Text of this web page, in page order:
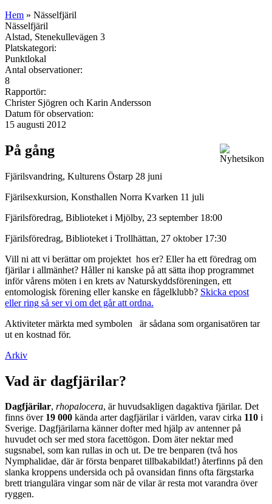
Hem » Nässelfjäril
Nässelfjäril
Alstad, Stenekullevägen 3
Platskategori:
Punktlokal
Antal observationer:
8
Rapportör:
Christer Sjögren och Karin Andersson
Datum för observation:
15 augusti 2012
På gång
Fjärilsvandring, Kulturens Östarp 28 juni
Fjärilsexkursion, Konsthallen Norra Kvarken 11 juli
Fjärilsföredrag, Biblioteket i Mjölby, 23 september 18:00
Fjärilsföredrag, Biblioteket i Trollhättan, 27 oktober 17:30
Vill ni att vi berättar om projektet hos er? Eller ha ett föredrag om
fjärilar i allmänhet? Håller ni kanske på att sätta ihop programmet
inför vårens möten i en krets av Naturskyddsföreningen, ett
entomologisk förening eller kanske en fågelklubb? Skicka epost
eller ring så ser vi om det går att ordna.
Aktiviteter märkta med symbolen
är sådana som organisatören tar
ut en kostnad för.
Arkiv
Vad är dagfjärilar?
Dagfjärilar, rhopalocera, är huvudsakligen dagaktiva fjärilar. Det
finns över 19 000 kända arter dagfjärilar i världen, varav cirka 110 i
Sverige. Dagfjärilarna känner dofter med hjälp av antenner på
huvudet och ser med stora facettögon. Dom äter nektar med
sugsnabel, som kan rullas in och ut. De tre benparen (två hos
Nymphalidae, där är första benparet tillbakabildat!) återfinns på den
slanka kroppens undersida och på ovansidan finns ofta färgstarka
brett triangulära vingar som när de vilar är resta mot varandra över
ryggen.